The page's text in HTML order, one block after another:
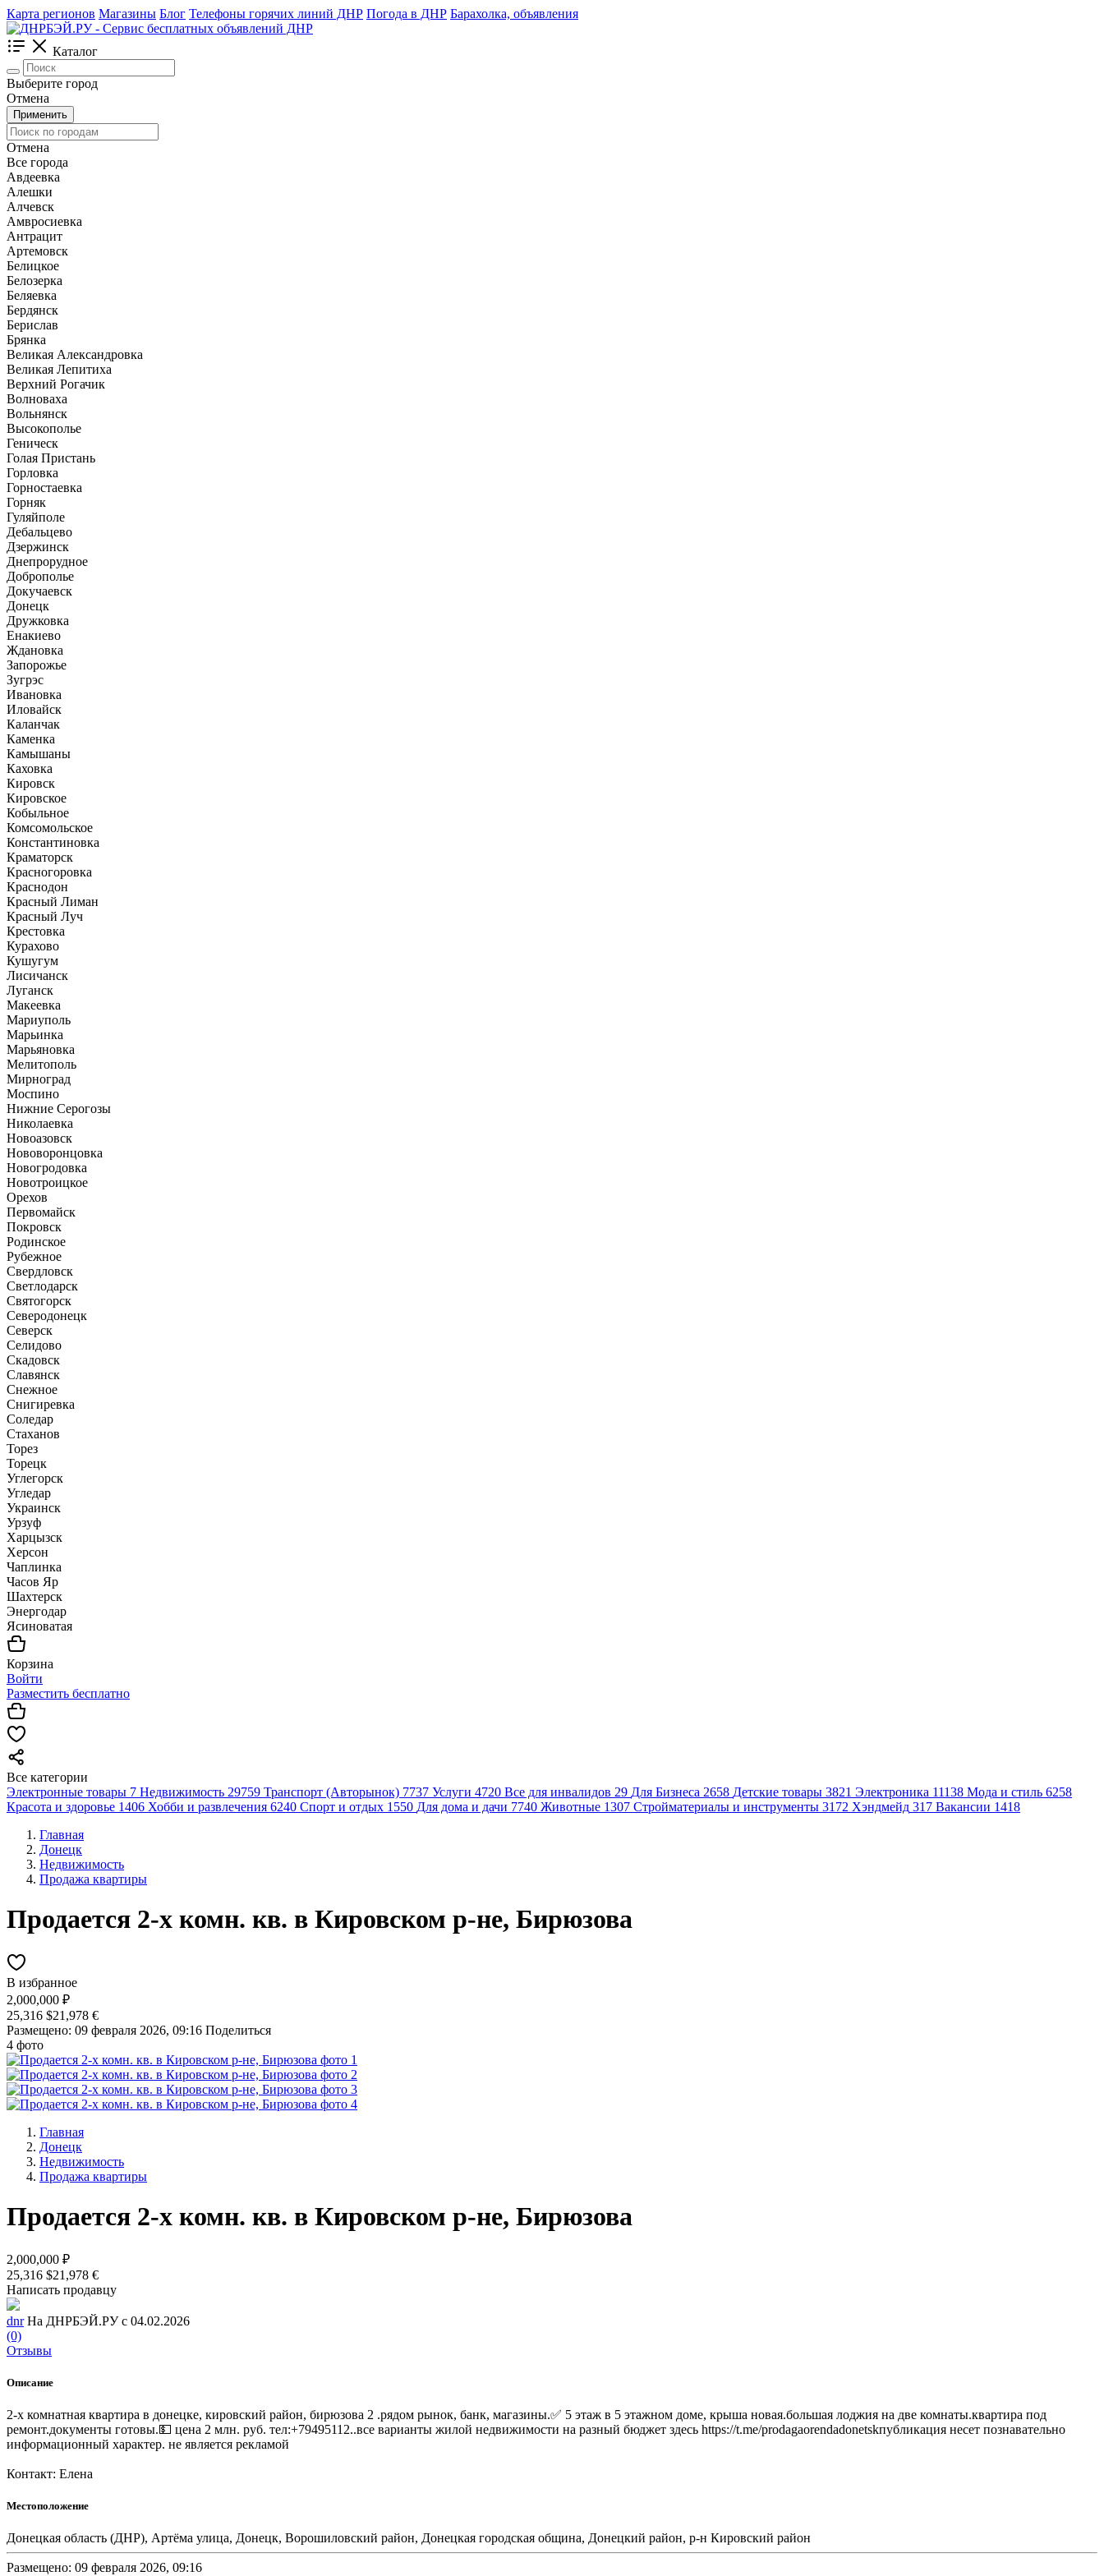
Карта регионов Магазины Блог Телефоны горячих линий ДНР Погода в ДНР Барахолка, объявления
Каталог
Выберите город
Отмена
Применить
Отмена
Все города
Авдеевка
Алешки
Алчевск
Амвросиевка
Антрацит
Артемовск
Белицкое
Белозерка
Беляевка
Бердянск
Берислав
Брянка
Великая Александровка
Великая Лепитиха
Верхний Рогачик
Волноваха
Вольнянск
Высокополье
Геническ
Голая Пристань
Горловка
Горностаевка
Горняк
Гуляйполе
Дебальцево
Дзержинск
Днепрорудное
Доброполье
Докучаевск
Донецк
Дружковка
Енакиево
Ждановка
Запорожье
Зугрэс
Ивановка
Иловайск
Каланчак
Каменка
Камышаны
Каховка
Кировск
Кировское
Кобыльное
Комсомольское
Константиновка
Краматорск
Красногоровка
Краснодон
Красный Лиман
Красный Луч
Крестовка
Курахово
Кушугум
Лисичанск
Луганск
Макеевка
Мариуполь
Марьинка
Марьяновка
Мелитополь
Мирноград
Моспино
Нижние Серогозы
Николаевка
Новоазовск
Нововоронцовка
Новогродовка
Новотроицкое
Орехов
Первомайск
Покровск
Родинское
Рубежное
Свердловск
Светлодарск
Святогорск
Северодонецк
Северск
Селидово
Скадовск
Славянск
Снежное
Снигиревка
Соледар
Стаханов
Торез
Торецк
Углегорск
Угледар
Украинск
Урзуф
Харцызск
Херсон
Чаплинка
Часов Яр
Шахтерск
Энергодар
Ясиноватая
Корзина
Войти
Разместить бесплатно
Все категории
Электронные товары 7 Недвижимость 29759 Транспорт (Авторынок) 7737 Услуги 4720 Все для инвалидов 29 Для Бизнеса 2658 Детские товары 3821 Электроника 11138 Мода и стиль 6258
Красота и здоровье 1406 Хобби и развлечения 6240 Спорт и отдых 1550 Для дома и дачи 7740 Животные 1307 Стройматериалы и инструменты 3172 Хэндмейд 317 Вакансии 1418
Главная
Донецк
Недвижимость
Продажа квартиры
Продается 2-х комн. кв. в Кировском р-не, Бирюзова
В избранное
2,000,000 ₽
25,316 $21,978 €
Размещено: 09 февраля 2026, 09:16 Поделиться
4 фото
Главная
Донецк
Недвижимость
Продажа квартиры
Продается 2-х комн. кв. в Кировском р-не, Бирюзова
2,000,000 ₽
25,316 $21,978 €
Написать продавцу
dnr На ДНРБЭЙ.РУ с 04.02.2026
(0)
Отзывы
Описание
2-х комнатная квартира в донецке, кировский район, бирюзова 2 .рядом рынок, банк, магазины.✅ 5 этаж в 5 этажном доме, крыша новая.большая лоджия на две комнаты.квартира под
ремонт.документы готовы.💵 цена 2 млн. руб. тел:+79495112..все варианты жилой недвижимости на разный бюджет здесь https://t.me/prodagaorendadonetskпубликация несет познавательно
информационный характер. не является рекламой
Контакт: Елена
Местоположение
Донецкая область (ДНР), Артёма улица, Донецк, Ворошиловский район, Донецкая городская община, Донецкий район, р-н Кировский район
Размещено: 09 февраля 2026, 09:16